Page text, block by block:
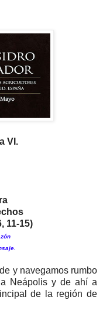
VI.
11-15)
y navegamos rumbo
Neápolis y de ahí a
de la región de